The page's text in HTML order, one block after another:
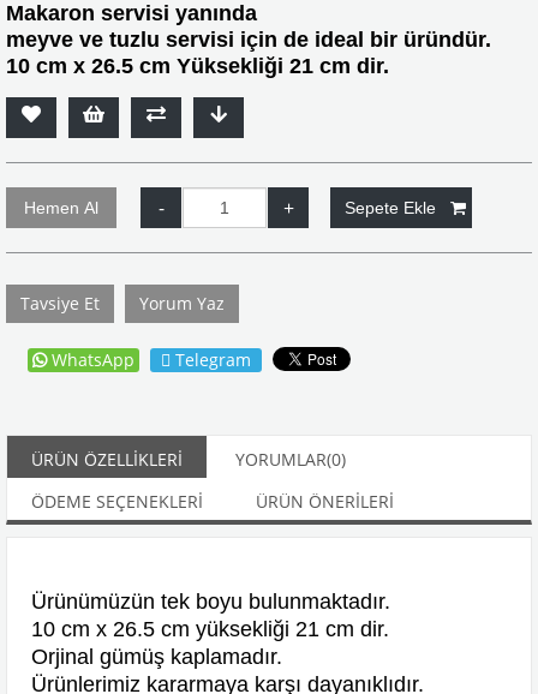
Makaron servisi yanında
meyve ve tuzlu servisi için de ideal bir üründür.
10 cm x 26.5 cm Yüksekliği 21 cm dir.
Tavsiye Et Yorum Yaz
WhatsApp Telegram
ÜRÜN ÖZELLIKLERI YORUMLAR(0)
ÖDEME SEÇENEKLERI
ÜRÜN ÖNERILERI
Ürünümüzün tek boyu bulunmaktadır.
10 cm x 26.5 cm yüksekliği 21 cm dir.
Orjinal gümüş kaplamadır.
Ürünlerimiz kararmaya karşı dayanıklıdır.